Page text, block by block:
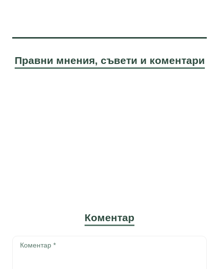
Правни мнения, съвети и коментари
Коментар